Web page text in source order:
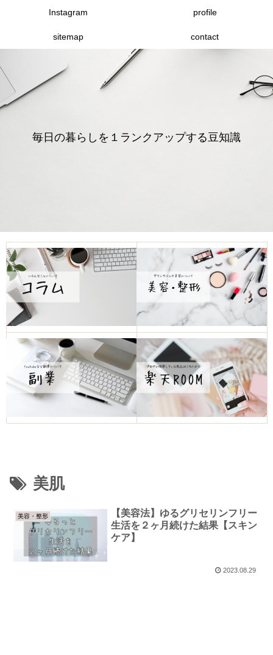
毎日の暮らしを１ランクアップする豆知識
Instagram profile
sitemap contact
美肌
美容・整形
【美容法】ゆるグリセリンフリー
生活を２ヶ月続けた結果【スキン
ケア】
2023.08.29